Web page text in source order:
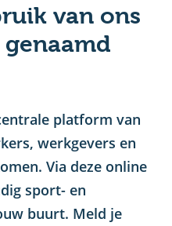
van ons
platform van
werkgevers en
Via deze online
sport- en
buurt. Meld je